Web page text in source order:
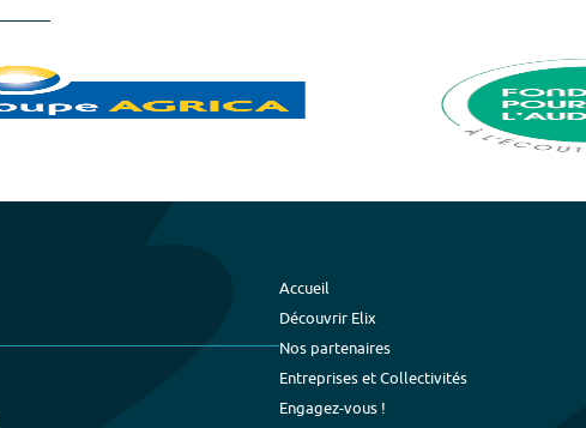
Accueil
Découvrir Elix
Nos partenaires
Entreprises et Collectivités
Engagez-vous !